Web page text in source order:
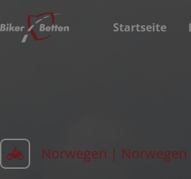
Startseite
Norwegen | Norwegen